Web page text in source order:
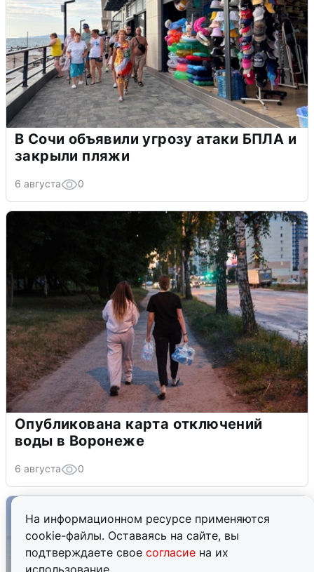
На информационном ресурсе применяются
cookie-файлы. Оставаясь на сайте, вы
подтверждаете свое согласие на их
использование.
В Сочи объявили угрозу атаки БПЛА и
закрыли пляжи
6 августа 0
Опубликована карта отключений
воды в Воронеже
6 августа 0